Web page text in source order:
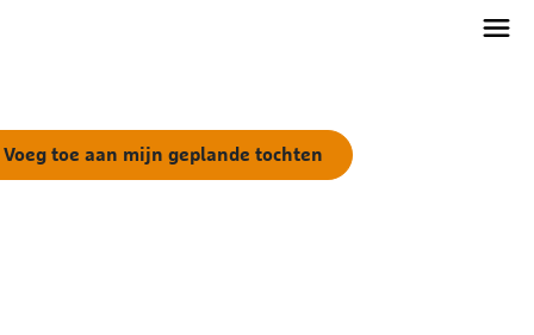
Voeg toe aan mijn geplande tochten